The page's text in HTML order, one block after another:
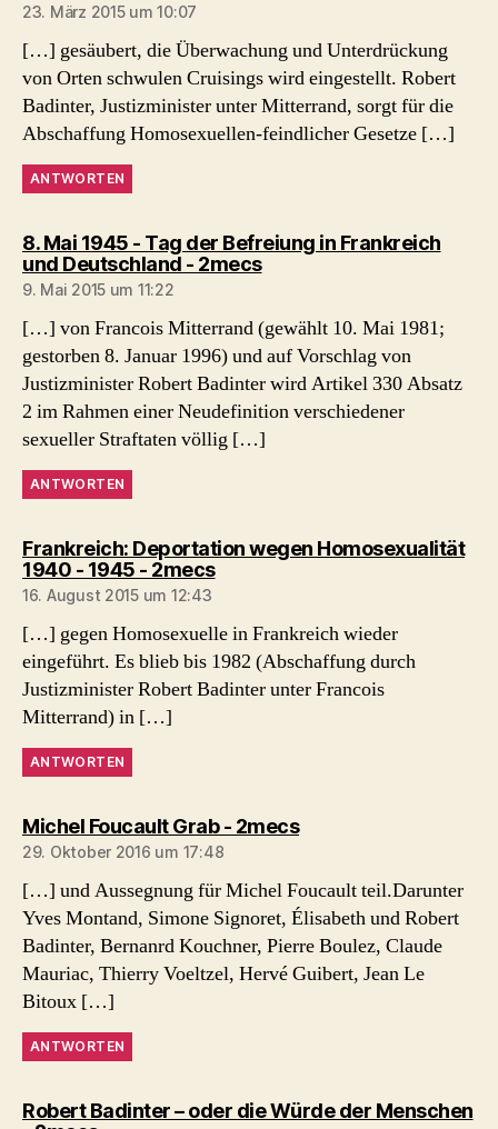
23. März 2015 um 10:07
[…] gesäubert, die Überwachung und Unterdrückung
von Orten schwulen Cruisings wird eingestellt. Robert
Badinter, Justizminister unter Mitterrand, sorgt für die
Abschaffung Homosexuellen-feindlicher Gesetze […]
ANTWORTEN
8. Mai 1945 - Tag der Befreiung in Frankreich
und Deutschland - 2mecssagt:
9. Mai 2015 um 11:22
[…] von Francois Mitterrand (gewählt 10. Mai 1981;
gestorben 8. Januar 1996) und auf Vorschlag von
Justizminister Robert Badinter wird Artikel 330 Absatz
2 im Rahmen einer Neudefinition verschiedener
sexueller Straftaten völlig […]
ANTWORTEN
Frankreich: Deportation wegen Homosexualität
1940 - 1945 - 2mecssagt:
16. August 2015 um 12:43
[…] gegen Homosexuelle in Frankreich wieder
eingeführt. Es blieb bis 1982 (Abschaffung durch
Justizminister Robert Badinter unter Francois
Mitterrand) in […]
ANTWORTEN
Michel Foucault Grab - 2mecssagt:
29. Oktober 2016 um 17:48
[…] und Aussegnung für Michel Foucault teil.Darunter
Yves Montand, Simone Signoret, Élisabeth und Robert
Badinter, Bernanrd Kouchner, Pierre Boulez, Claude
Mauriac, Thierry Voeltzel, Hervé Guibert, Jean Le
Bitoux […]
ANTWORTEN
Robert Badinter – oder die Würde der Menschen